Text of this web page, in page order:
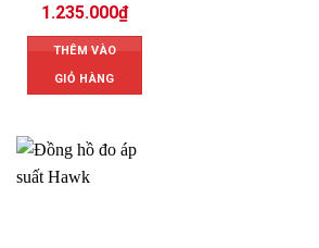
1.235.000₫
THÊM VÀO
GIỎ HÀNG